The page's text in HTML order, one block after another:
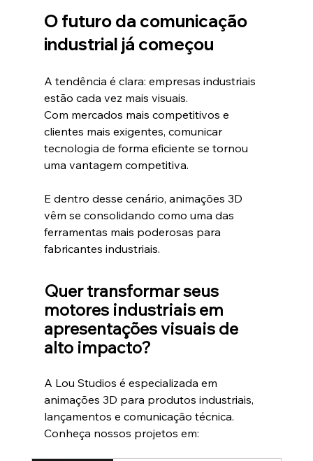
O futuro da comunicação
industrial já começou
A tendência é clara: empresas industriais
estão cada vez mais visuais.
Com mercados mais competitivos e
clientes mais exigentes, comunicar
tecnologia de forma eficiente se tornou
uma vantagem competitiva.
E dentro desse cenário, animações 3D
vêm se consolidando como uma das
ferramentas mais poderosas para
fabricantes industriais.
Quer transformar seus
motores industriais em
apresentações visuais de
alto impacto?
A Lou Studios é especializada em
animações 3D para produtos industriais,
lançamentos e comunicação técnica.
Conheça nossos projetos em: